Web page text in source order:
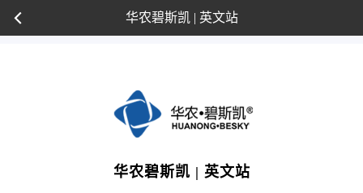
华农碧斯凯 | 英文站
华农碧斯凯 | 英文站